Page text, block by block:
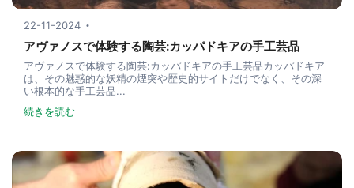
22-11-2024
アヴァノスで体験する陶芸:カッパドキアの手工芸品
アヴァノスで体験する陶芸:カッパドキアの手工芸品カッパドキア
は、その魅惑的な妖精の煙突や歴史的サイトだけでなく、その深
い根本的な手工芸品...
続きを読む